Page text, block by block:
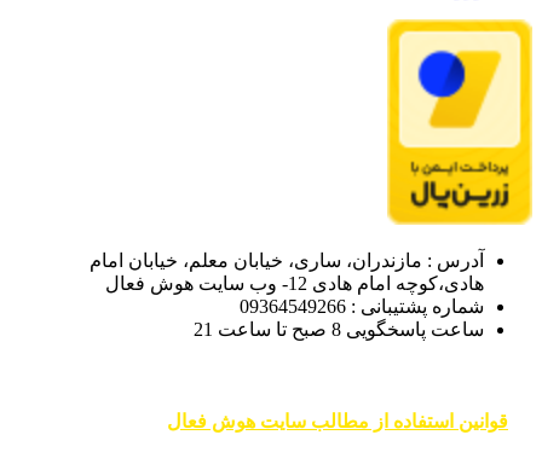
آدرس : مازندران، ساری، خیابان معلم، خیابان امام
هادی،کوچه امام هادی 12- وب سایت هوش فعال
شماره پشتیبانی : 09364549266
ساعت پاسخگویی 8 صبح تا ساعت 21
قوانین استفاده از مطالب سایت هوش فعال